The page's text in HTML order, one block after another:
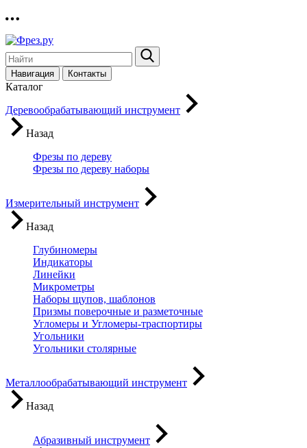
Навигация Контакты
Каталог
Деревообрабатывающий инструмент
Назад
Фрезы по дереву
Фрезы по дереву наборы
Измерительный инструмент
Назад
Глубиномеры
Индикаторы
Линейки
Микрометры
Наборы щупов, шаблонов
Призмы поверочные и разметочные
Угломеры и Угломеры-траспортиры
Угольники
Угольники столярные
Металлообрабатывающий инструмент
Назад
Абразивный инструмент